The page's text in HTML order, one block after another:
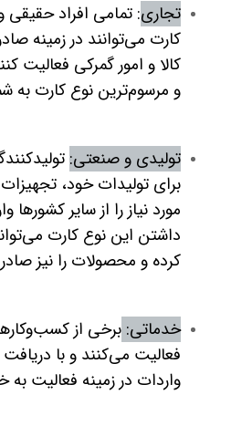
تجاری: تمامی افراد
کارت می‌توانند در زمینه
کالا و امور گمرکی فعالیت
و مرسوم‌ترین نوع کارت به
تولیدی و صنعتی:
برای تولیدات خود،
مورد نیاز را از سایر کشور‌ها
داشتن این نوع کارت
کرده و محصولات را نیز
خدماتی: برخی از
فعالیت می‌کنند و با دریافت
واردات در زمینه فعالیت